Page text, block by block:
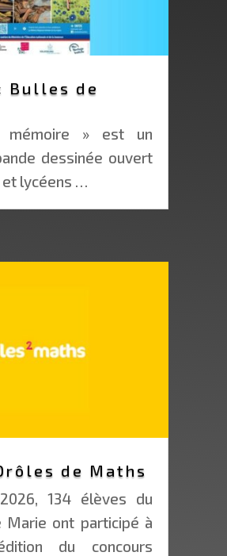
Bulles de
» est un
dessinée ouvert
et lycéens …
de Maths
134 élèves du
Marie ont participé à
du concours